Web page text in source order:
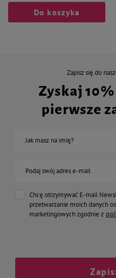
Do koszyka
Zapisz się do
Zyskaj
pierwsze
Jak masz na imię?
Podaj swój adres e-mail
Chcę otrzymywać E-mail
przetwarzanie moich danych
marketingowych zgodnie z